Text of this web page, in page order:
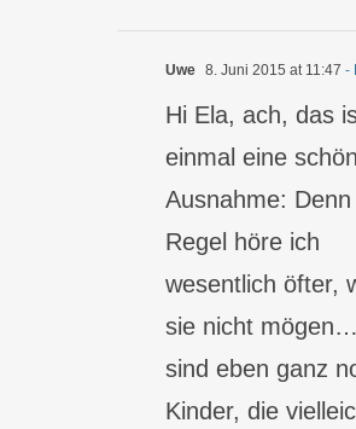
Uwe 8. Juni 2015 at 11:47 -
Hi Ela, ach, das
einmal eine
Ausnahme:
Regel höre ich
wesentlich öfter,
sie nicht
sind eben ganz
Kinder, die